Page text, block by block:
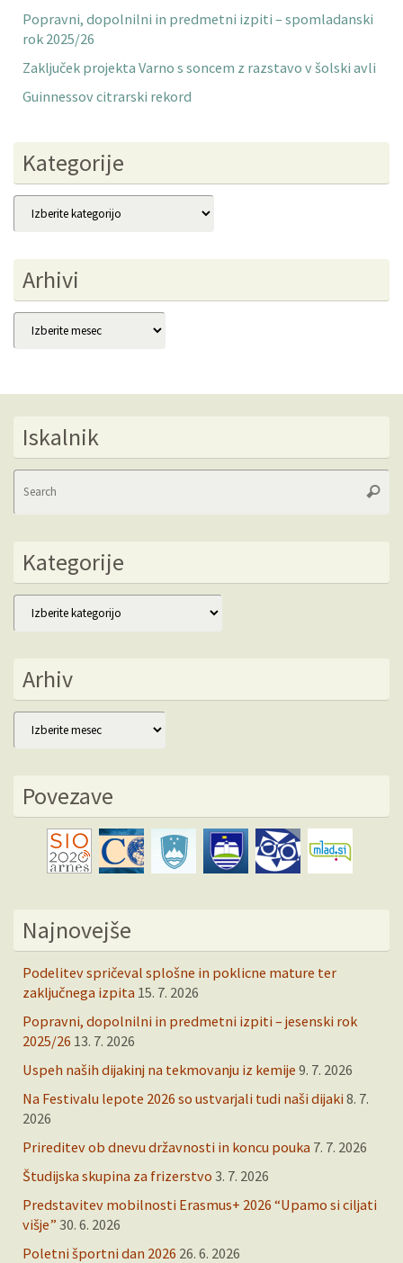
Popravni, dopolnilni in predmetni izpiti – spomladanski
rok 2025/26
Zaključek projekta Varno s soncem z razstavo v šolski avli
Guinnessov citrarski rekord
Kategorije
Kategorije
Arhivi
Arhivi
Iskalnik
Kategorije
Kategorije
Arhiv
Arhiv
Povezave
Najnovejše
Podelitev spričeval splošne in poklicne mature ter
zaključnega izpita 15. 7. 2026
Popravni, dopolnilni in predmetni izpiti – jesenski rok
2025/26 13. 7. 2026
Uspeh naših dijakinj na tekmovanju iz kemije 9. 7. 2026
Na Festivalu lepote 2026 so ustvarjali tudi naši dijaki 8. 7.
2026
Prireditev ob dnevu državnosti in koncu pouka 7. 7. 2026
Študijska skupina za frizerstvo 3. 7. 2026
Predstavitev mobilnosti Erasmus+ 2026 “Upamo si ciljati
višje” 30. 6. 2026
Poletni športni dan 2026 26. 6. 2026